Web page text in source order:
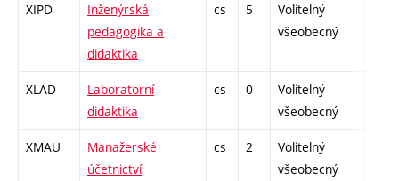
XIPD
Inženýrská
pedagogika a
didaktika
cs 5
Volitelný
všeobecný
XLAD
Laboratorní
didaktika
cs 0
Volitelný
všeobecný
XMAU
Manažerské
účetnictví
cs 2
Volitelný
všeobecný